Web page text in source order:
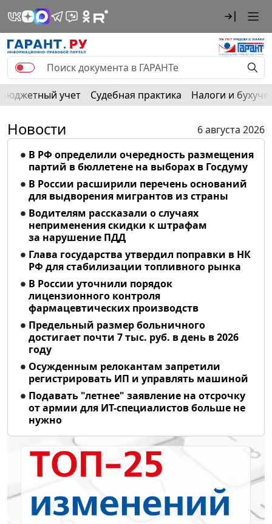
Бюджетный учет Судебная практика Налоги и
Новости
6 августа 2026
В РФ определили очередность размещения
партий в бюллетене на выборах в Госдуму
В России расширили перечень оснований
для выдворения мигрантов из страны
Водителям рассказали о случаях
неприменения скидки к штрафам
за нарушение ПДД
Глава государства утвердил поправки в НК
РФ для стабилизации топливного рынка
В России уточнили порядок
лицензионного контроля
фармацевтических производств
Предельный размер больничного
достигает почти 7 тыс. руб. в день в 2026
году
Осужденным релокантам запретили
регистрировать ИП и управлять машиной
Подавать "летнее" заявление на отсрочку
от армии для ИТ-специалистов больше не
нужно